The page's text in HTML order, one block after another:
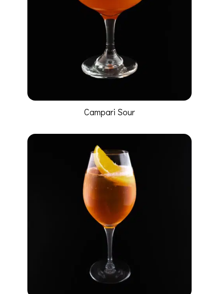
Campari Sour